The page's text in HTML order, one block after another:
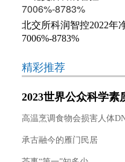
北交所科润智控2022年
7006%-8783%
精彩推荐
2023世界公众科学素
焦“提升科学素质 携
高温烹调食物会损害人体
承古融今的雁门民居